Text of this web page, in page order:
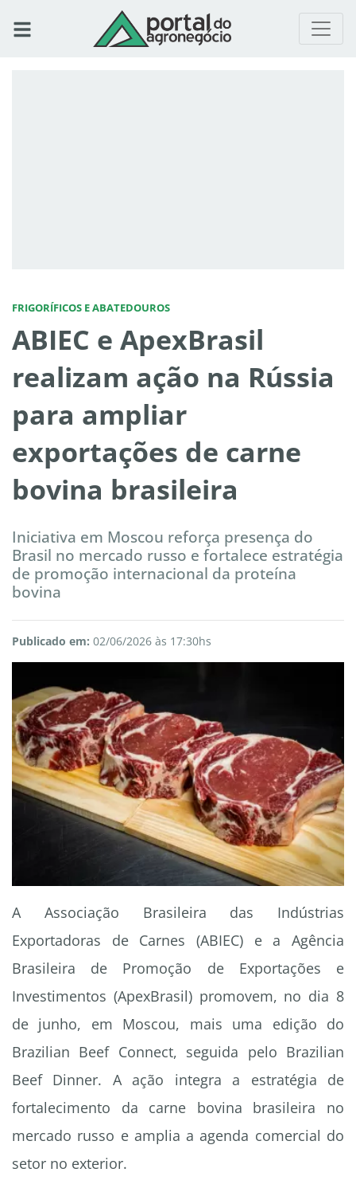
FRIGORÍFICOS E ABATEDOUROS
ABIEC e ApexBrasil
realizam ação na Rússia
para ampliar
exportações de carne
bovina brasileira
Iniciativa em Moscou reforça presença do
Brasil no mercado russo e fortalece estratégia
de promoção internacional da proteína
bovina
Publicado em: 02/06/2026 às 17:30hs
A Associação Brasileira das Indústrias
Exportadoras de Carnes (ABIEC) e a Agência
Brasileira de Promoção de Exportações e
Investimentos (ApexBrasil) promovem, no dia 8
de junho, em Moscou, mais uma edição do
Brazilian Beef Connect, seguida pelo Brazilian
Beef Dinner. A ação integra a estratégia de
fortalecimento da carne bovina brasileira no
mercado russo e amplia a agenda comercial do
setor no exterior.